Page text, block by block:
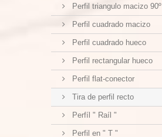
Perfil triangulo macizo 90º
Perfil cuadrado macizo
Perfil cuadrado hueco
Perfil rectangular hueco
Perfil flat-conector
Tira de perfil recto
Perfíl " Raíl "
Perfil en " T "